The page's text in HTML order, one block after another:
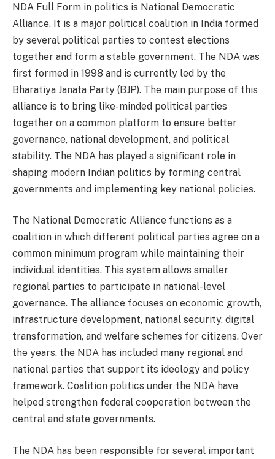
NDA Full Form in politics is National Democratic
Alliance. It is a major political coalition in India formed
by several political parties to contest elections
together and form a stable government. The NDA was
first formed in 1998 and is currently led by the
Bharatiya Janata Party (BJP). The main purpose of this
alliance is to bring like-minded political parties
together on a common platform to ensure better
governance, national development, and political
stability. The NDA has played a significant role in
shaping modern Indian politics by forming central
governments and implementing key national policies.
The National Democratic Alliance functions as a
coalition in which different political parties agree on a
common minimum program while maintaining their
individual identities. This system allows smaller
regional parties to participate in national-level
governance. The alliance focuses on economic growth,
infrastructure development, national security, digital
transformation, and welfare schemes for citizens. Over
the years, the NDA has included many regional and
national parties that support its ideology and policy
framework. Coalition politics under the NDA have
helped strengthen federal cooperation between the
central and state governments.
The NDA has been responsible for several important